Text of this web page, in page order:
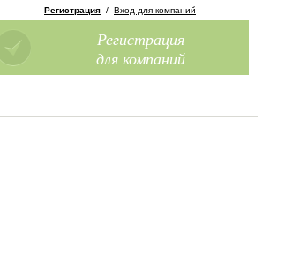
Регистрация / Вход для компаний
Регистрация
для компаний